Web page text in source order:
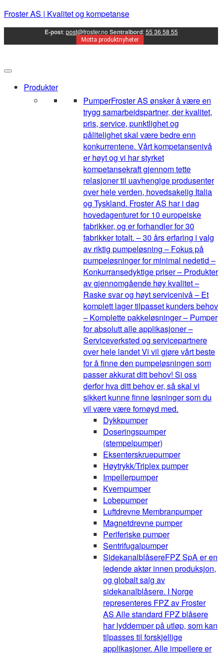
Froster AS | Kvalitet og kompetanse
E-post:post@froster.no Sentralbord:55 36 58 55
Motta produktnyheter
Produkter
PumperFroster AS ønsker å være en
trygg samarbeidspartner, der kvalitet,
pris, service, punktlighet og
pålitelighet skal være bedre enn
konkurrentene. Vårt kompetansenivå
er høyt og vi har styrket
kompetansekraft gjennom tette
relasjoner til uavhengige produsenter
over hele verden, hovedsakelig Italia
og Tyskland. Froster AS har i dag
hovedagenturet for 10 europeiske
fabrikker, og er forhandler for 30
fabrikker totalt. – 30 års erfaring i valg
av riktig pumpeløsning – Fokus på
pumpeløsninger for minimal nedetid –
Konkurransedyktige priser – Produkter
av gjennomgående høy kvalitet –
Raske svar og høyt servicenivå – Et
komplett lager tilpasset kunders behov
– Komplette pakkeløsninger – Pumper
for absolutt alle applikasjoner –
Serviceverksted og servicepartnere
over hele landet Vi vil gjøre vårt beste
for å finne den pumpeløsningen som
passer akkurat ditt behov! Si oss
derfor hva ditt behov er, så skal vi
sikkert kunne finne løsninger som du
vil være være fornøyd med.
Dykkpumper
Doseringspumper
(stempelpumper)
Eksenterskruepumper
Høytrykk/Triplex pumper
Impellerpumper
Kvernpumper
Lobepumper
Luftdrevne Membranpumper
Magnetdrevne pumper
Periferiske pumper
Sentrifugalpumper
SidekanalblåsereFPZ SpA er en
ledende aktør innen produksjon,
og globalt salg av
sidekanalblåsere. I Norge
representeres FPZ av Froster
AS Alle standard FPZ blåsere
har lyddemper på utløp, som kan
tilpasses til forskjellige
applikasjoner. Alle impellere er